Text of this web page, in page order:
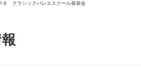
ネ クラシックバレエスクール発表会